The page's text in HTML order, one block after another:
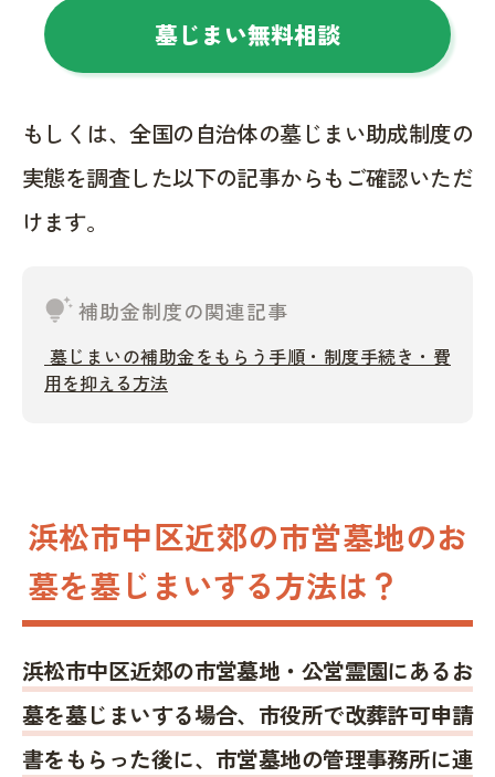
墓じまい無料相談
もしくは、全国の自治体の墓じまい助成制度の
実態を調査した以下の記事からもご確認いただ
けます。
tips_and_updates補助金制度の関連記事
墓じまいの補助金をもらう手順・制度手続き・費
用を抑える方法
浜松市中区近郊の市営墓地のお
墓を墓じまいする方法は？
浜松市中区近郊の市営墓地・公営霊園にあるお
墓を墓じまいする場合、市役所で改葬許可申請
書をもらった後に、市営墓地の管理事務所に連